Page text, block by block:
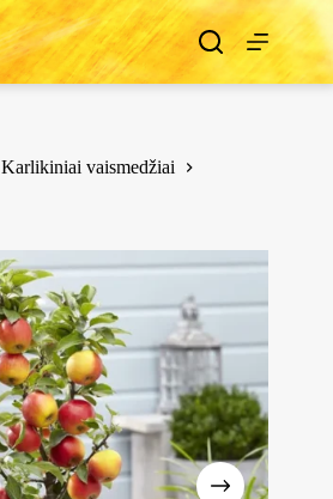
Karlikiniai vaismedžiai